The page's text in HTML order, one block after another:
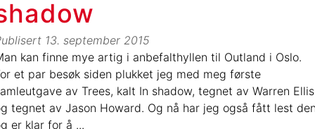
13. september 2015
kan finne mye artig i anbefalthyllen til Outland i Oslo.
et par besøk siden plukket jeg med meg første
av Trees, kalt In shadow, tegnet av Warren Ellis
tegnet av Jason Howard. Og nå har jeg også fått lest
er klar for å ...